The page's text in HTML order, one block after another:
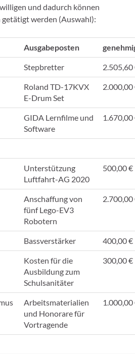
und dadurch können
werden (Auswahl):
Ausgabeposten
Stepbretter 2.505,60
Roland TD-17KVX
E-Drum Set
2.000,00
GIDA Lernfilme und
Software
1.670,00
Unterstützung
Luftfahrt-AG 2020
500,00 €
Anschaffung von
fünf Lego-EV3
Robotern
2.700,00
Bassverstärker 400,00 €
Kosten für die
Ausbildung zum
Schulsanitäter
300,00 €
Arbeitsmaterialien
und Honorare für
Vortragende
1.000,00